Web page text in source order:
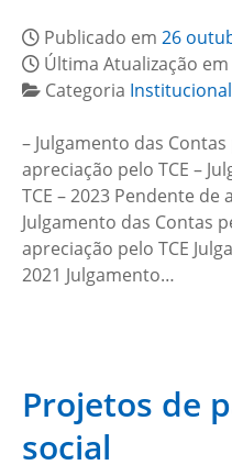
Publicado em 26
Última Atualização em
Categoria Institucional
– Julgamento das
apreciação pelo TCE –
TCE – 2023 Pendente de
Julgamento das Contas
apreciação pelo TCE
2021 Julgamento…
Projetos de
social